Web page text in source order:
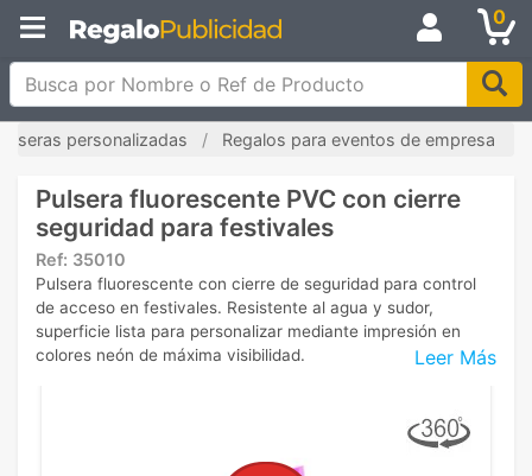
0
Busca por Nombre o Ref de Producto
personalizadas Regalos para eventos de empresa
Pulsera fluorescente PVC con cierre
seguridad para festivales
Ref: 35010
Leer Más
Pulsera fluorescente con cierre de seguridad para control
de acceso en festivales. Resistente al agua y sudor,
superficie lista para personalizar mediante impresión en
colores neón de máxima visibilidad.